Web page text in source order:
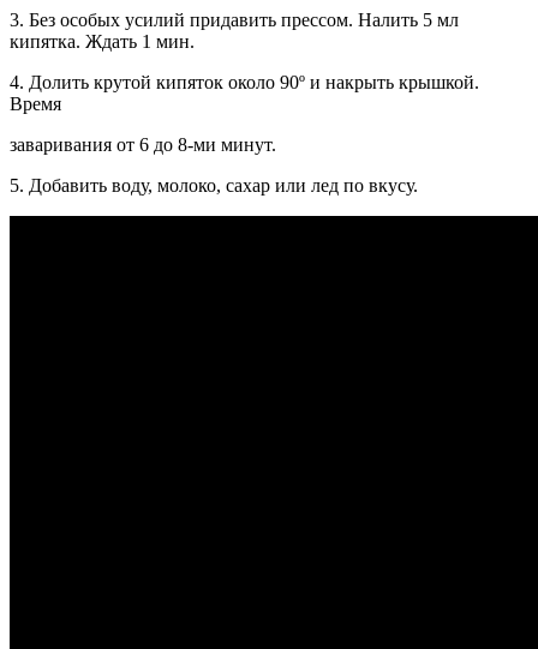
3. Без особых усилий придавить прессом. Налить 5 мл
кипятка. Ждать 1 мин.
4. Долить крутой кипяток около 90º и накрыть крышкой.
Время
заваривания от 6 до 8-ми минут.
5. Добавить воду, молоко, сахар или лед по вкусу.